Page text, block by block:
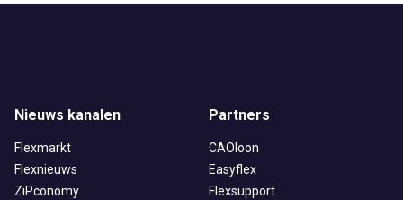
Nieuws kanalen
Flexmarkt
Flexnieuws
ZiPconomy
Partners
CAOloon
Easyflex
Flexsupport